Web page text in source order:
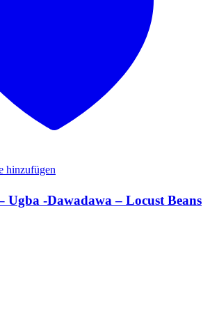
hinzufügen
Ugba -Dawadawa – Locust Beans